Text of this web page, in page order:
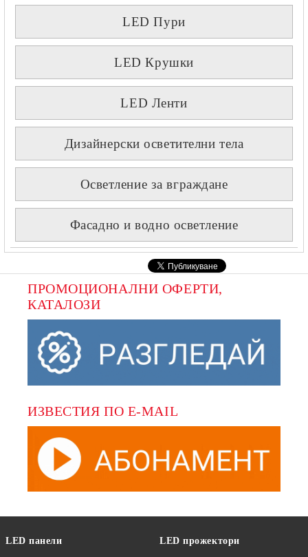
LED Пури
LED Крушки
LED Ленти
Дизайнерски осветителни тела
Осветление за вграждане
Фасадно и водно осветление
ПРОМОЦИОНАЛНИ ОФЕРТИ,
КАТАЛОЗИ
ИЗВЕСТИЯ ПО E-MAIL
LED панели
LED прожектори